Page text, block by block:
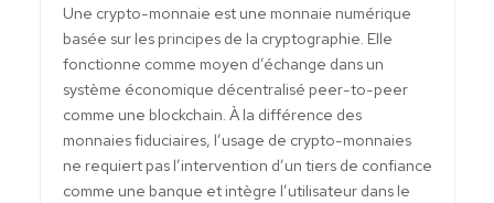
Une crypto-monnaie est une monnaie numérique
basée sur les principes de la cryptographie. Elle
fonctionne comme moyen d’échange dans un
système économique décentralisé peer-to-peer
comme une blockchain. À la différence des
monnaies fiduciaires, l’usage de crypto-monnaies
ne requiert pas l’intervention d’un tiers de confiance
comme une banque et intègre l’utilisateur dans le